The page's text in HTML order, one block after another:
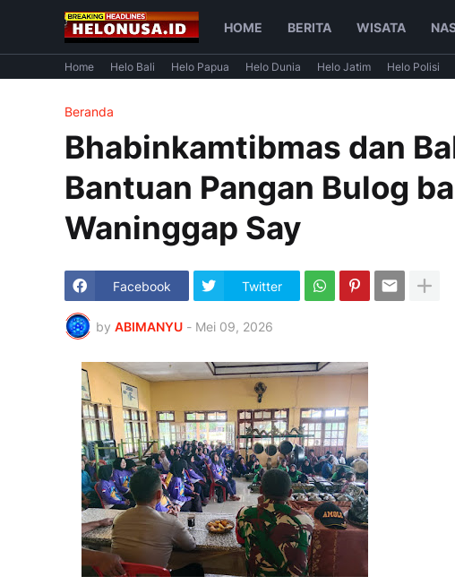
HOME BERITA WISATA
Home Helo Bali Helo Papua Helo Dunia Helo Jatim Helo Polisi
Beranda
Bhabinkamtibmas dan
Bantuan Pangan Bulog
Waninggap Say
Facebook Twitter
by ABIMANYU - Mei 09, 2026